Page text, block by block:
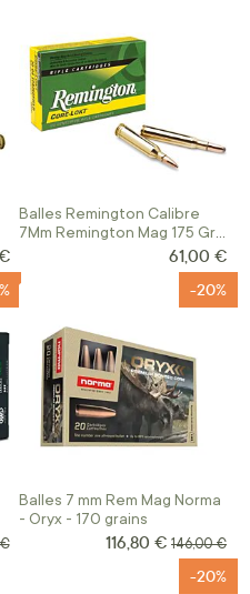
Balles Remington Calibre
7Mm Remington Mag 175 Gr
61,00 €
Balles 7 mm Rem Mag Norma
- Oryx - 170 grains
-20%
Prix Spécial
116,80 € Prix normal
146,00 €
-20%